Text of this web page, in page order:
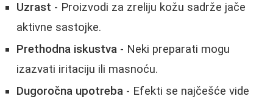
Uzrast - Proizvodi za zreliju kožu sadrže jače
aktivne sastojke.
Prethodna iskustva - Neki preparati mogu
izazvati iritaciju ili masnoću.
Dugoročna upotreba - Efekti se najčešće vide